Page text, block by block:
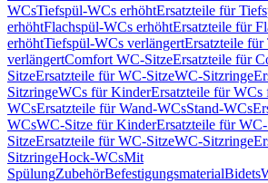
WCsTiefspül-WCs erhöhtErsatzteile für
erhöhtFlachspül-WCs erhöhtErsatzteile für
erhöhtTiefspül-WCs verlängertErsatzteile
verlängertComfort WC-SitzeErsatzteile für
SitzeErsatzteile für WC-SitzeWC-Sitzringe
SitzringeWCs für KinderErsatzteile für
WCsErsatzteile für Wand-WCsStand-WCs
WCsWC-Sitze für KinderErsatzteile für
SitzeErsatzteile für WC-SitzeWC-Sitzringe
SitzringeHock-WCsMit
SpülungZubehörBefestigungsmaterialBidets